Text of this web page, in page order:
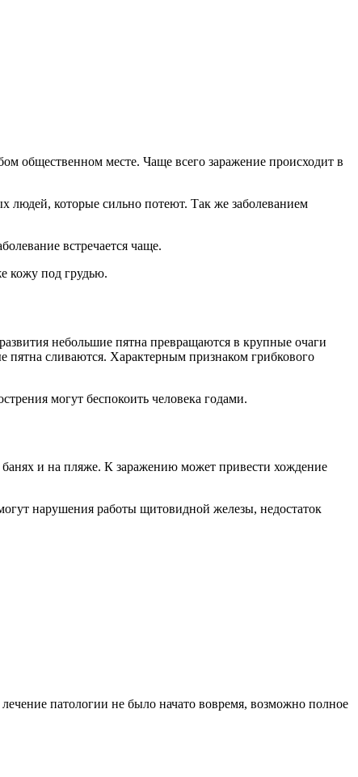
общественном месте. Чаще всего заражение происходит в
людей, которые сильно потеют. Так же заболеванием
встречается чаще.
кожу под грудью.
небольшие пятна превращаются в крупные очаги
пятна сливаются. Характерным признаком грибкового
могут беспокоить человека годами.
банях и на пляже. К заражению может привести хождение
нарушения работы щитовидной железы, недостаток
патологии не было начато вовремя, возможно полное